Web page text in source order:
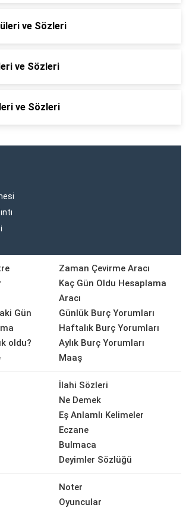
ve Sözleri
ve Sözleri
ve Sözleri
Gün
oldu?
Zaman Çevirme Aracı
Kaç Gün Oldu Hesaplama
Aracı
Günlük Burç Yorumları
Haftalık Burç Yorumları
Aylık Burç Yorumları
Maaş
İlahi Sözleri
Ne Demek
Eş Anlamlı Kelimeler
Eczane
Bulmaca
Deyimler Sözlüğü
Noter
Oyuncular